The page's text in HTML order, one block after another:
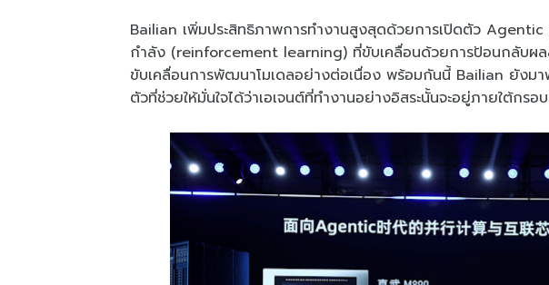
Bailian เพิ่มประสิทธิภาพการทำงานสูงสุดด้วยการเปิดตัว Agentic
กำลัง (reinforcement learning) ที่ขับเคลื่อนด้วยการป้อนกลับผ
ขับเคลื่อนการพัฒนาโมเดลอย่างต่อเนื่อง พร้อมกันนี้ Bailian ยังม
ตัวที่ช่วยให้มั่นใจได้ว่าเอเจนต์ที่ทำงานอย่างอิสระนั้นจะอยู่ภายใต้กรอ